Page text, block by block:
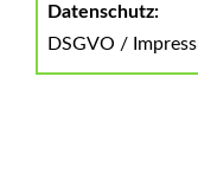
Datenschutz:
DSGVO /